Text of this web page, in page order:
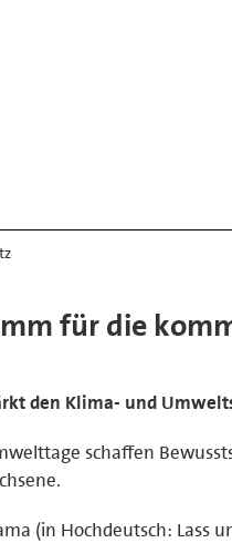
für die
den Klima- und
schaffen
(in Hochdeutsch: Lass